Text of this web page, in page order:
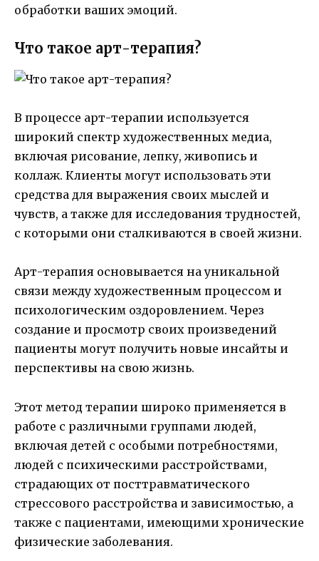
обработки ваших эмоций.
Что такое арт-терапия?
В процессе арт-терапии используется
широкий спектр художественных медиа,
включая рисование, лепку, живопись и
коллаж. Клиенты могут использовать эти
средства для выражения своих мыслей и
чувств, а также для исследования трудностей,
с которыми они сталкиваются в своей жизни.
Арт-терапия основывается на уникальной
связи между художественным процессом и
психологическим оздоровлением. Через
создание и просмотр своих произведений
пациенты могут получить новые инсайты и
перспективы на свою жизнь.
Этот метод терапии широко применяется в
работе с различными группами людей,
включая детей с особыми потребностями,
людей с психическими расстройствами,
страдающих от посттравматического
стрессового расстройства и зависимостью, а
также с пациентами, имеющими хронические
физические заболевания.